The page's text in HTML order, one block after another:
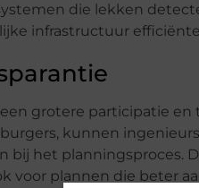
die lekken
infrastructuur
grotere participatie
kunnen
bij het planningsproces.
voor plannen die beter